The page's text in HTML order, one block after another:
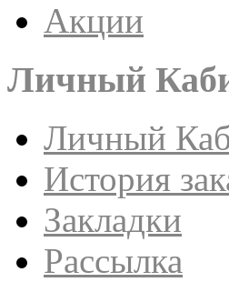
Акции
Личный
Личный
История
Закладки
Рассылка